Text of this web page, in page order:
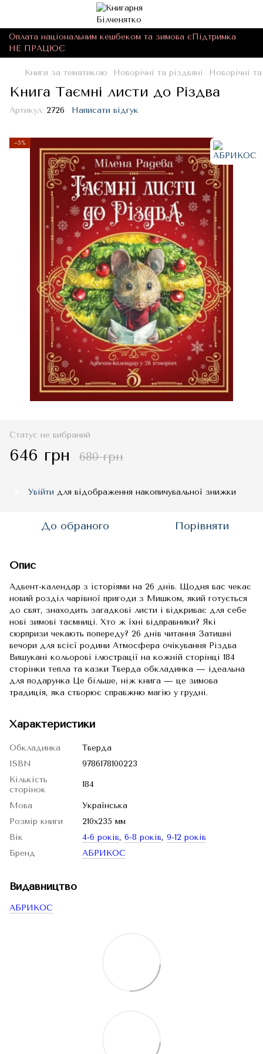
Оплата національним кешбеком та зимова єПідтримка
НЕ ПРАЦЮЄ
Книги за тематикою Новорічні та різдвяні Новорічні
Книга Таємні листи до Різдва
Артикул: 2726 Написати відгук
−5%
Статус не вибраний
646 грн 680 грн
Увійти для відображення накопичувальної знижки
До обраного Порівняти
Опис
Адвент-календар з історіями на 26 днів. Щодня вас чекає
новий розділ чарівної пригоди з Мишком, який готується
до свят, знаходить загадкові листи і відкриває для себе
нові зимові таємниці. Хто ж їхні відправники? Які
сюрпризи чекають попереду? 26 днів читання Затишні
вечори для всієї родини Атмосфера очікування Різдва
Вишукані кольорові ілюстрації на кожній сторінці 184
сторінки тепла та казки Тверда обкладинка — ідеальна
для подарунка Це більше, ніж книга — це зимова
традиція, яка створює справжню магію у грудні.
Характеристики
Обкладинка
Тверда
ISBN
9786178100223
Кількість
сторінок
184
Мова
Українська
Розмір книги
210x235 мм
Вік
4-6 років, 6-8 років, 9-12 років
Бренд
АБРИКОС
Видавництво
АБРИКОС